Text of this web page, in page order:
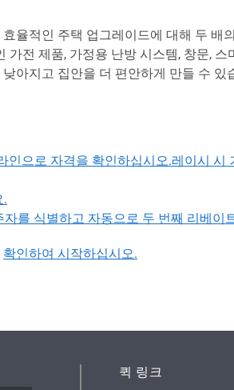
율적인 주택 업그레이드에 대해 두
전 제품, 가정용 난방 시스템, 창문,
아지고 집안을 더 편안하게 만들 수 있
으로 자격을 확인하십시오.레이시 시
.
를 식별하고 자동으로 두 번째 리베이
확인하여 시작하십시오.
퀵 링크